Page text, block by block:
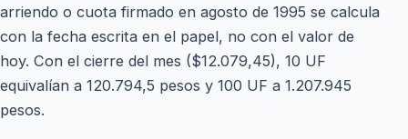
arriendo o cuota firmado en agosto de 1995 se calcula
con la fecha escrita en el papel, no con el valor de
hoy. Con el cierre del mes ($12.079,45), 10 UF
equivalían a 120.794,5 pesos y 100 UF a 1.207.945
pesos.